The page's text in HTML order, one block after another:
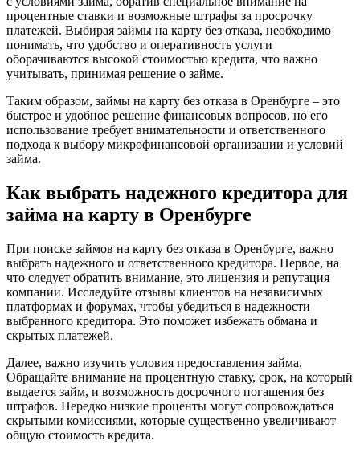
процентные ставки и возможные штрафы за просрочку
платежей. Выбирая займы на карту без отказа, необходимо
понимать, что удобство и оперативность услуги
оборачиваются высокой стоимостью кредита, что важно
учитывать, принимая решение о займе.
Таким образом, займы на карту без отказа в Оренбурге – это
быстрое и удобное решение финансовых вопросов, но его
использование требует внимательности и ответственного
подхода к выбору микрофинансовой организации и условий
займа.
Как выбрать надежного кредитора для
займа на карту в Оренбурге
При поиске займов на карту без отказа в Оренбурге, важно
выбрать надежного и ответственного кредитора. Первое, на
что следует обратить внимание, это лицензия и репутация
компании. Исследуйте отзывы клиентов на независимых
платформах и форумах, чтобы убедиться в надежности
выбранного кредитора. Это поможет избежать обмана и
скрытых платежей.
Далее, важно изучить условия предоставления займа.
Обращайте внимание на процентную ставку, срок, на который
выдается займ, и возможность досрочного погашения без
штрафов. Нередко низкие проценты могут сопровождаться
скрытыми комиссиями, которые существенно увеличивают
общую стоимость кредита.